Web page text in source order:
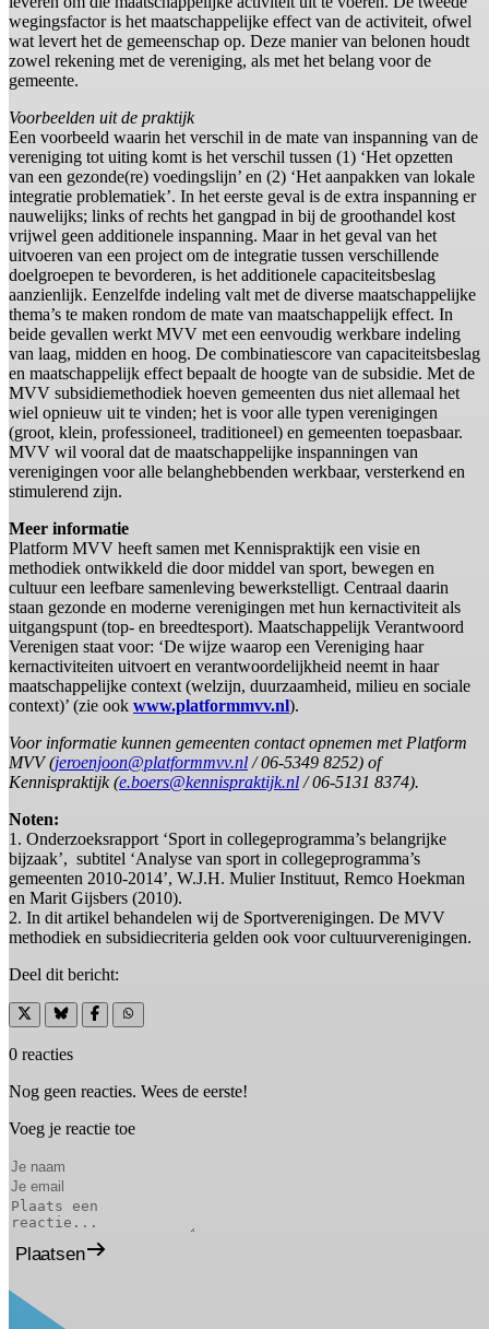
wegingsfactor is het maatschappelijke effect van de activiteit, ofwel
wat levert het de gemeenschap op. Deze manier van belonen houdt
zowel rekening met de vereniging, als met het belang voor de
gemeente.
Voorbeelden uit de praktijk
Een voorbeeld waarin het verschil in de mate van inspanning van de
vereniging tot uiting komt is het verschil tussen (1) ‘Het opzetten
van een gezonde(re) voedingslijn’ en (2) ‘Het aanpakken van lokale
integratie problematiek’. In het eerste geval is de extra inspanning er
nauwelijks; links of rechts het gangpad in bij de groothandel kost
vrijwel geen additionele inspanning. Maar in het geval van het
uitvoeren van een project om de integratie tussen verschillende
doelgroepen te bevorderen, is het additionele capaciteitsbeslag
aanzienlijk. Eenzelfde indeling valt met de diverse maatschappelijke
thema’s te maken rondom de mate van maatschappelijk effect. In
beide gevallen werkt MVV met een eenvoudig werkbare indeling
van laag, midden en hoog. De combinatiescore van capaciteitsbeslag
en maatschappelijk effect bepaalt de hoogte van de subsidie. Met de
MVV subsidiemethodiek hoeven gemeenten dus niet allemaal het
wiel opnieuw uit te vinden; het is voor alle typen verenigingen
(groot, klein, professioneel, traditioneel) en gemeenten toepasbaar.
MVV wil vooral dat de maatschappelijke inspanningen van
verenigingen voor alle belanghebbenden werkbaar, versterkend en
stimulerend zijn.
Meer informatie
Platform MVV heeft samen met Kennispraktijk een visie en
methodiek ontwikkeld die door middel van sport, bewegen en
cultuur een leefbare samenleving bewerkstelligt. Centraal daarin
staan gezonde en moderne verenigingen met hun kernactiviteit als
uitgangspunt (top- en breedtesport). Maatschappelijk Verantwoord
Verenigen staat voor: ‘De wijze waarop een Vereniging haar
kernactiviteiten uitvoert en verantwoordelijkheid neemt in haar
maatschappelijke context (welzijn, duurzaamheid, milieu en sociale
context)’ (zie ook www.platformmvv.nl).
Voor informatie kunnen gemeenten contact opnemen met Platform
MVV (jeroenjoon@platformmvv.nl/ 06-5349 8252) of
Kennispraktijk (e.boers@kennispraktijk.nl/ 06-5131 8374).
Noten:
1. Onderzoeksrapport ‘Sport in collegeprogramma’s belangrijke
bijzaak’, subtitel ‘Analyse van sport in collegeprogramma’s
gemeenten 2010-2014’, W.J.H. Mulier Instituut, Remco Hoekman
en Marit Gijsbers (2010).
2. In dit artikel behandelen wij de Sportverenigingen. De MVV
methodiek en subsidiecriteria gelden ook voor cultuurverenigingen.
Deel dit bericht:
0 reacties
Nog geen reacties. Wees de eerste!
Voeg je reactie toe
Plaatsen